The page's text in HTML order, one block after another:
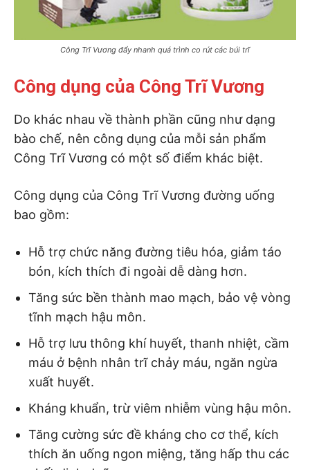
Công Trĩ Vương đẩy nhanh quá trình co rút các búi trĩ
Công dụng của Công Trĩ Vương
Do khác nhau về thành phần cũng như dạng
bào chế, nên công dụng của mỗi sản phẩm
Công Trĩ Vương có một số điểm khác biệt.
Công dụng của Công Trĩ Vương đường uống
bao gồm:
Hỗ trợ chức năng đường tiêu hóa, giảm táo
bón, kích thích đi ngoài dễ dàng hơn.
Tăng sức bền thành mao mạch, bảo vệ vòng
tĩnh mạch hậu môn.
Hỗ trợ lưu thông khí huyết, thanh nhiệt, cầm
máu ở bệnh nhân trĩ chảy máu, ngăn ngừa
xuất huyết.
Kháng khuẩn, trừ viêm nhiễm vùng hậu môn.
Tăng cường sức đề kháng cho cơ thể, kích
thích ăn uống ngon miệng, tăng hấp thu các